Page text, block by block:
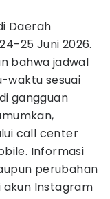
Daerah
25 Juni 2026.
bahwa jadwal
waktu sesuai
gangguan
call center
Informasi
perubahan
akun Instagram